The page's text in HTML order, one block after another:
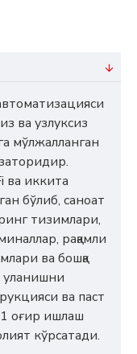
ва узлуксиз
мўлжалланган
ва иккита
бўлиб, саноат
тизимлари,
рақамли
ва бошқа
уланишни
ва паст
оғир ишлаш
кўрсатади.